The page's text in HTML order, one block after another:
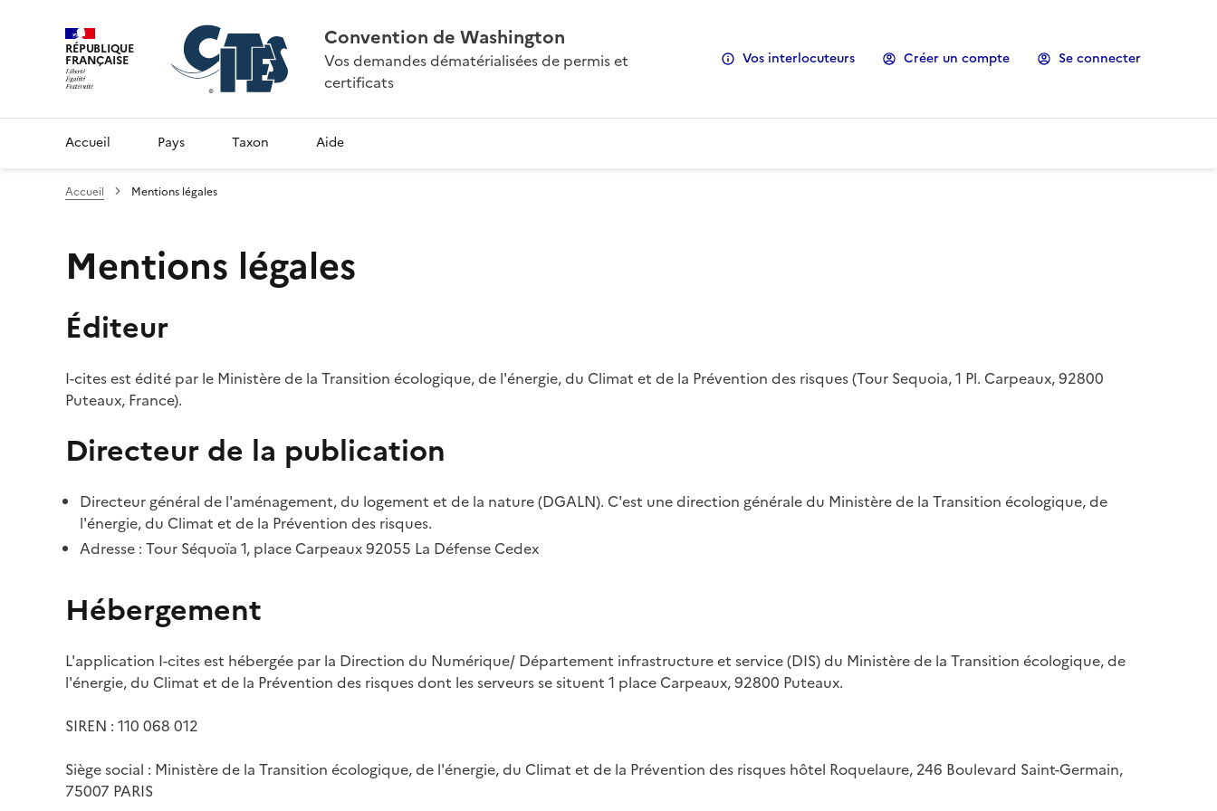
RÉPUBLIQUE
FRANÇAISE
Convention de Washington
Vos demandes dématérialisées de permis et
certificats
Vos interlocuteurs Créer un compte Se connecter
Accueil Pays Taxon Aide
Accueil Mentions légales
Mentions légales
Éditeur
I-cites est édité par le Ministère de la Transition écologique, de l'énergie, du Climat et de la Prévention des risques (Tour Sequoia, 1 Pl. Carpeaux, 92800
Puteaux, France).
Directeur de la publication
Directeur général de l'aménagement, du logement et de la nature (DGALN). C'est une direction générale du Ministère de la Transition écologique, de
l'énergie, du Climat et de la Prévention des risques.
Adresse : Tour Séquoïa 1, place Carpeaux 92055 La Défense Cedex
Hébergement
L'application I-cites est hébergée par la Direction du Numérique/ Département infrastructure et service (DIS) du Ministère de la Transition écologique, de
l'énergie, du Climat et de la Prévention des risques dont les serveurs se situent 1 place Carpeaux, 92800 Puteaux.
SIREN : 110 068 012
Siège social : Ministère de la Transition écologique, de l'énergie, du Climat et de la Prévention des risques hôtel Roquelaure, 246 Boulevard Saint-Germain,
75007 PARIS